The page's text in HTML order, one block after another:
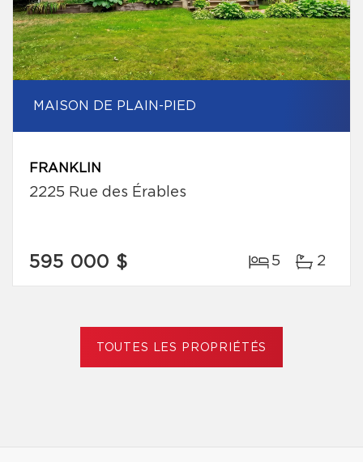
MAISON DE PLAIN-PIED
FRANKLIN
2225 Rue des Érables
595 000 $ 5 2
TOUTES LES PROPRIÉTÉS